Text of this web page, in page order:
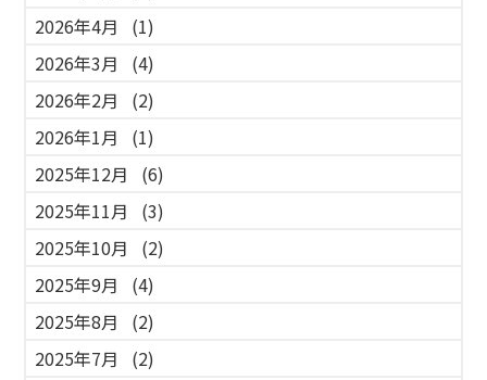
2026年4月
(1)
2026年3月
(4)
2026年2月
(2)
2026年1月
(1)
2025年12月
(6)
2025年11月
(3)
2025年10月
(2)
2025年9月
(4)
2025年8月
(2)
2025年7月
(2)